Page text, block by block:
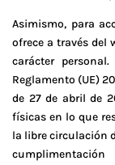
Asimismo, para
ofrece a través del
carácter
Reglamento (UE)
de 27 de abril de
físicas en lo que
la libre circulación